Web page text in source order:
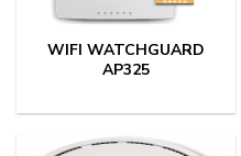
WIFI WATCHGUARD
AP325